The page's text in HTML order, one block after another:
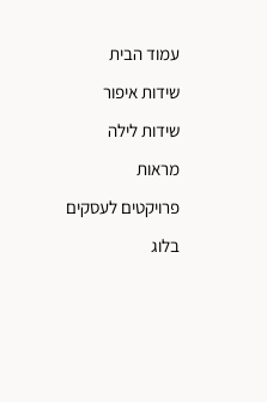
עמוד הבית
שידות איפור
שידות לילה
מראות
פרויקטים לעסקים
בלוג